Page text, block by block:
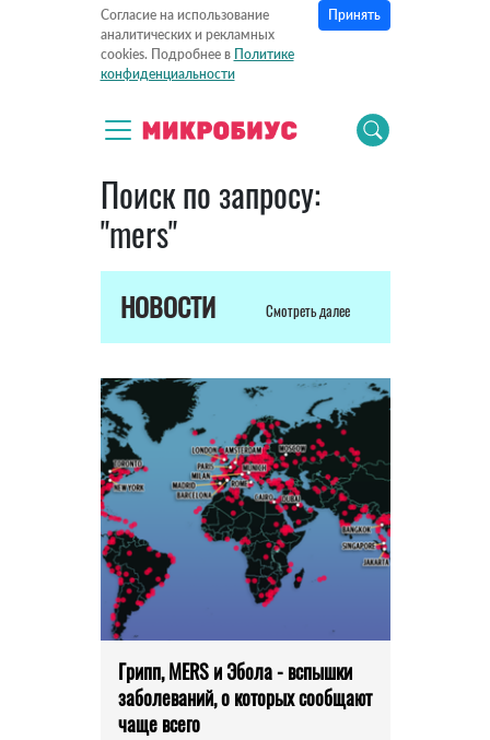
Согласие на использование
аналитических и рекламных
cookies. Подробнее в Политике
конфиденциальности
Принять
Поиск по запросу:
"mers"
НОВОСТИ Смотреть далее
Грипп, MERS и Эбола - вспышки
заболеваний, о которых сообщают
чаще всего